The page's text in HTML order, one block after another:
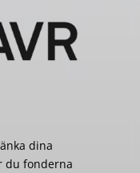
dina
du fonderna